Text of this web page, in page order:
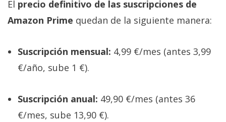
Informático
(CC) 2006-
reservados
El precio definitivo de las suscripciones de
Amazon Prime quedan de la siguiente manera:
Suscripción mensual: 4,99 €/mes (antes 3,99
€/año, sube 1 €).
Suscripción anual: 49,90 €/mes (antes 36
€/mes, sube 13,90 €).